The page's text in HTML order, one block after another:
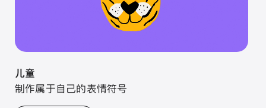
儿童
制作属于自己的表情符号